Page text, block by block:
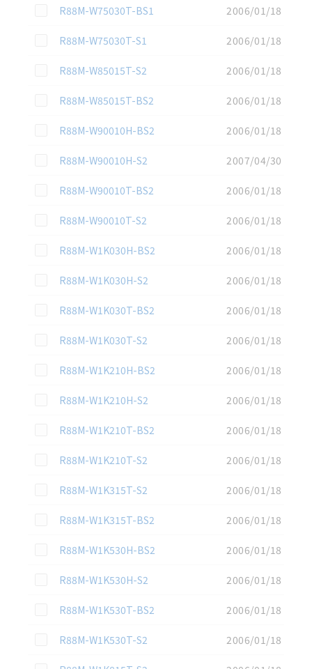
この資料を選択
R88M-W75030T-BS1
2006/01/18
この資料を選択
R88M-W75030T-S1
2006/01/18
この資料を選択
R88M-W85015T-S2
2006/01/18
この資料を選択
R88M-W85015T-BS2
2006/01/18
この資料を選択
R88M-W90010H-BS2
2006/01/18
この資料を選択
R88M-W90010H-S2
2007/04/30
この資料を選択
R88M-W90010T-BS2
2006/01/18
この資料を選択
R88M-W90010T-S2
2006/01/18
この資料を選択
R88M-W1K030H-BS2
2006/01/18
この資料を選択
R88M-W1K030H-S2
2006/01/18
この資料を選択
R88M-W1K030T-BS2
2006/01/18
この資料を選択
R88M-W1K030T-S2
2006/01/18
この資料を選択
R88M-W1K210H-BS2
2006/01/18
この資料を選択
R88M-W1K210H-S2
2006/01/18
この資料を選択
R88M-W1K210T-BS2
2006/01/18
この資料を選択
R88M-W1K210T-S2
2006/01/18
この資料を選択
R88M-W1K315T-S2
2006/01/18
この資料を選択
R88M-W1K315T-BS2
2006/01/18
この資料を選択
R88M-W1K530H-BS2
2006/01/18
この資料を選択
R88M-W1K530H-S2
2006/01/18
この資料を選択
R88M-W1K530T-BS2
2006/01/18
この資料を選択
R88M-W1K530T-S2
2006/01/18